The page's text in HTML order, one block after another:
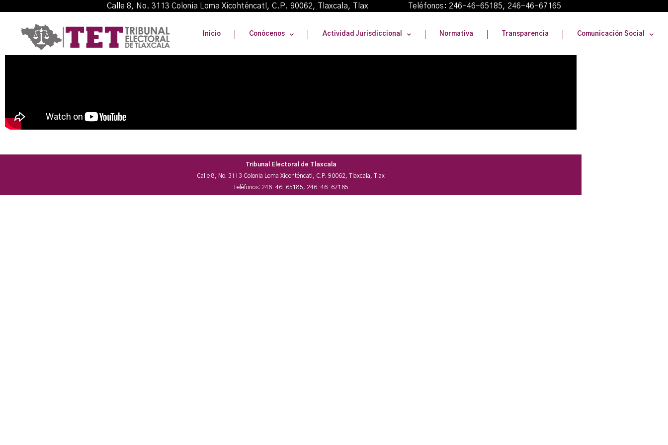
Calle 8, No. 3113 Colonia Loma Xicohténcatl, C.P. 90062, Tlaxcala, Tlax Teléfonos: 246-46-65185, 246-46-67165
Inicio Conócenos Actividad Jurisdiccional Normativa Transparencia Comunicación Social
Tribunal Electoral de Tlaxcala
Calle 8, No. 3113 Colonia Loma Xicohténcatl, C.P. 90062, Tlaxcala, Tlax
Teléfonos: 246-46-65185, 246-46-67165